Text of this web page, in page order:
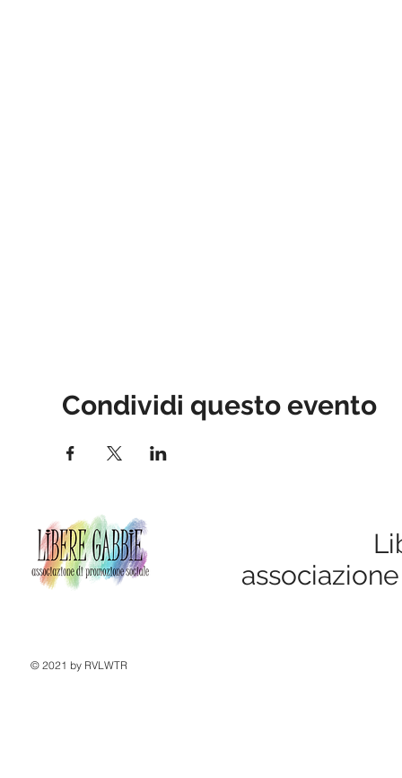
Condividi questo evento
© 2021 by RVLWTR